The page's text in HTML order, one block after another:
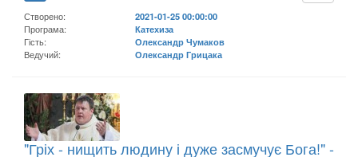
Створено:
2021-01-25 00:00:00
Програма:
Катехиза
Гість:
Олександр Чумаков
Ведучий:
Олександр Грицака
"Гріх - нищить людину і дуже засмучує Бога!" -